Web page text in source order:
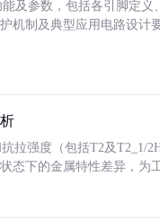
及参数，包括各引脚定
机制及典型应用电路设计
拉强度（包括T2及T2_1/
态下的金属特性差异，为